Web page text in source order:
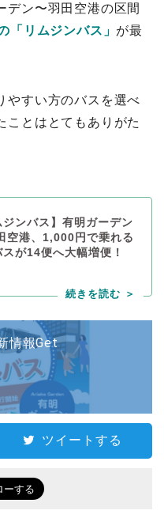
デン〜羽田空港の区間
「リムジンバス」 が最
やすい方のバスを選べ
ことはとてもありがた
ジンバス】有明ガーデン
空港、1,000円で乗れる
が14便へ大幅増便！
情報Get
ツイートする